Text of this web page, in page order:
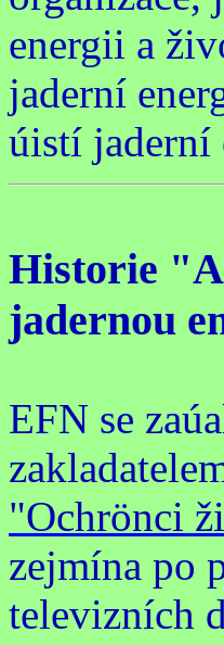
energii a
jaderní
úistí jaderní
Historie
jadernou
EFN se
"Ochrönci
zejmína po
televizních